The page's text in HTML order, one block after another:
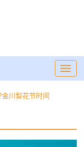
川梨花节时间